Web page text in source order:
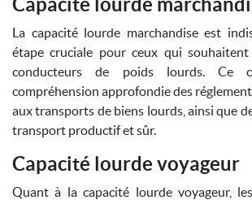
Capacité lourde
La capacité lourde marchandise est
étape cruciale pour ceux qui
conducteurs de poids lourds. Ce
compréhension approfondie des
aux transports de biens lourds, ainsi que
transport productif et sûr.
Capacité lourde voyageur
Quant à la capacité lourde voyageur,